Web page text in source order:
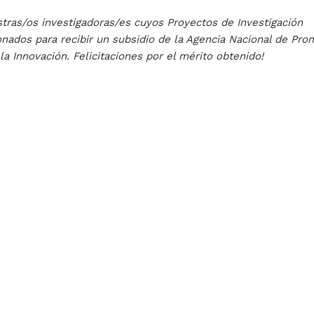
os investigadoras/es cuyos Proyectos de Investigación
para recibir un subsidio de la Agencia Nacional de
Innovación. Felicitaciones por el mérito obtenido!